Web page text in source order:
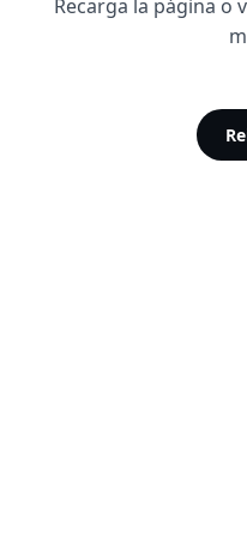
Recarga la página o